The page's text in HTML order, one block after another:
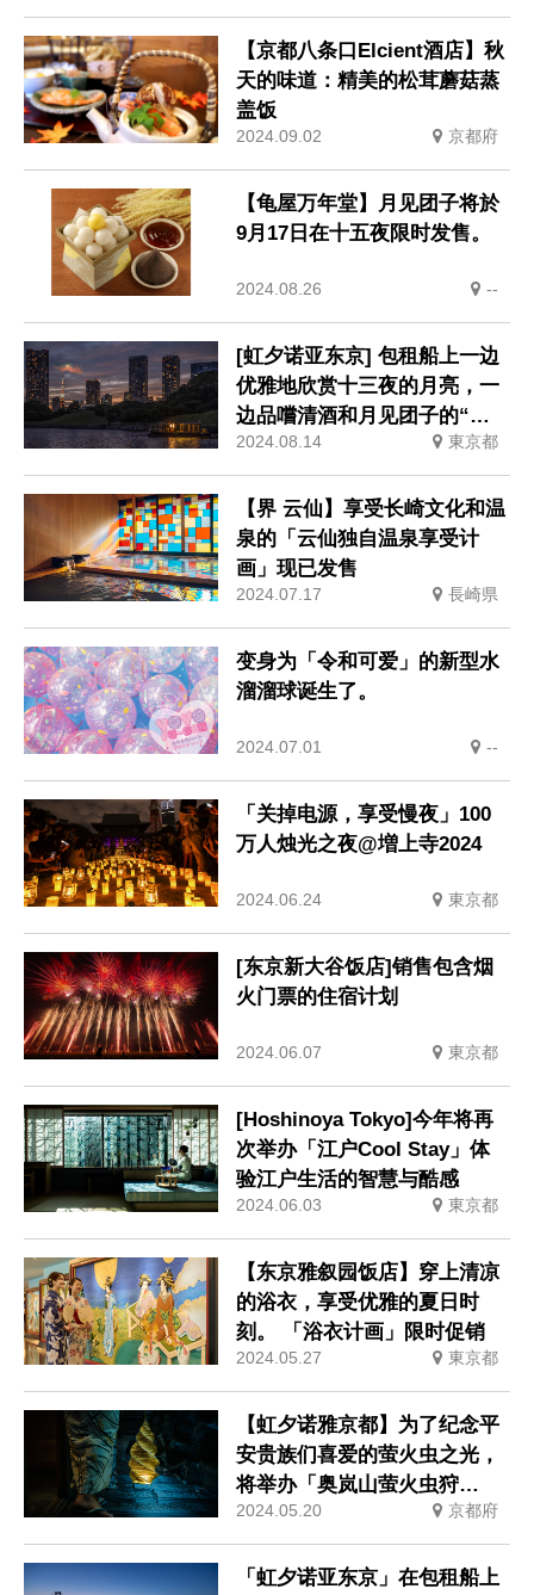
【京都八条口Elcient酒店】秋
天的味道：精美的松茸蘑菇蒸
盖饭
2024.09.02 京都府
【龟屋万年堂】月见团子将於
9月17日在十五夜限时发售。
2024.08.26 --
[虹夕诺亚东京] 包租船上一边
优雅地欣赏十三夜的月亮，一
边品嚐清酒和月见团子的“晚
月住宿”
2024.08.14 東京都
【界 云仙】享受长崎文化和温
泉的「云仙独自温泉享受计
画」现已发售
2024.07.17 長崎県
变身为「令和可爱」的新型水
溜溜球诞生了。
2024.07.01 --
「关掉电源，享受慢夜」100
万人烛光之夜@増上寺2024
2024.06.24 東京都
[东京新大谷饭店]销售包含烟
火门票的住宿计划
2024.06.07 東京都
[Hoshinoya Tokyo]今年将再
次举办「江户Cool Stay」体
验江户生活的智慧与酷感
2024.06.03 東京都
【东京雅叙园饭店】穿上清凉
的浴衣，享受优雅的夏日时
刻。 「浴衣计画」限时促销
2024.05.27 東京都
【虹夕诺雅京都】为了纪念平
安贵族们喜爱的萤火虫之光，
将举办「奥岚山萤火虫狩
猎」。
2024.05.20 京都府
「虹夕诺亚东京」在包租船上